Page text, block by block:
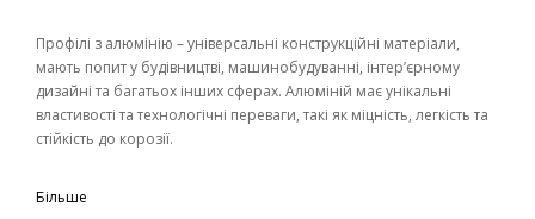
Профілі з алюмінію – універсальні конструкційні матеріали,
мають попит у будівництві, машинобудуванні, інтер’єрному
дизайні та багатьох інших сферах. Алюміній має унікальні
властивості та технологічні переваги, такі як міцність, легкість та
стійкість до корозії.
Застосування сучасних сплавів тільки збільшує зносостійкість та
Більше